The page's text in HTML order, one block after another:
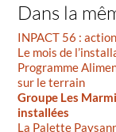
Dans la
INPACT 56 :
Le mois de
Programme
sur le terrain
Groupe Les
installées
La Palette